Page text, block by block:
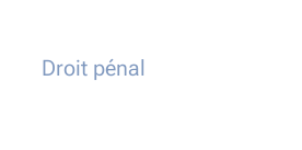
Droit pénal